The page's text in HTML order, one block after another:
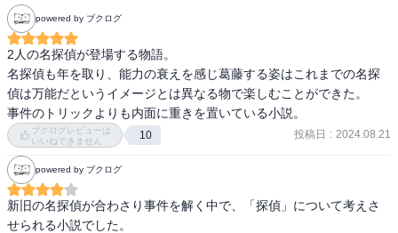
powered by ブクログ
2人の名探偵が登場する物語。
名探偵も年を取り、能力の衰えを感じ葛藤する姿はこれまでの名探
偵は万能だというイメージとは異なる物で楽しむことができた。
事件のトリックよりも内面に重きを置いている小説。
ブクログレビューは
いいねできません
10 投稿日 : 2024.08.21
powered by ブクログ
新旧の名探偵が合わさり事件を解く中で、「探偵」について考えさ
せられる小説でした。